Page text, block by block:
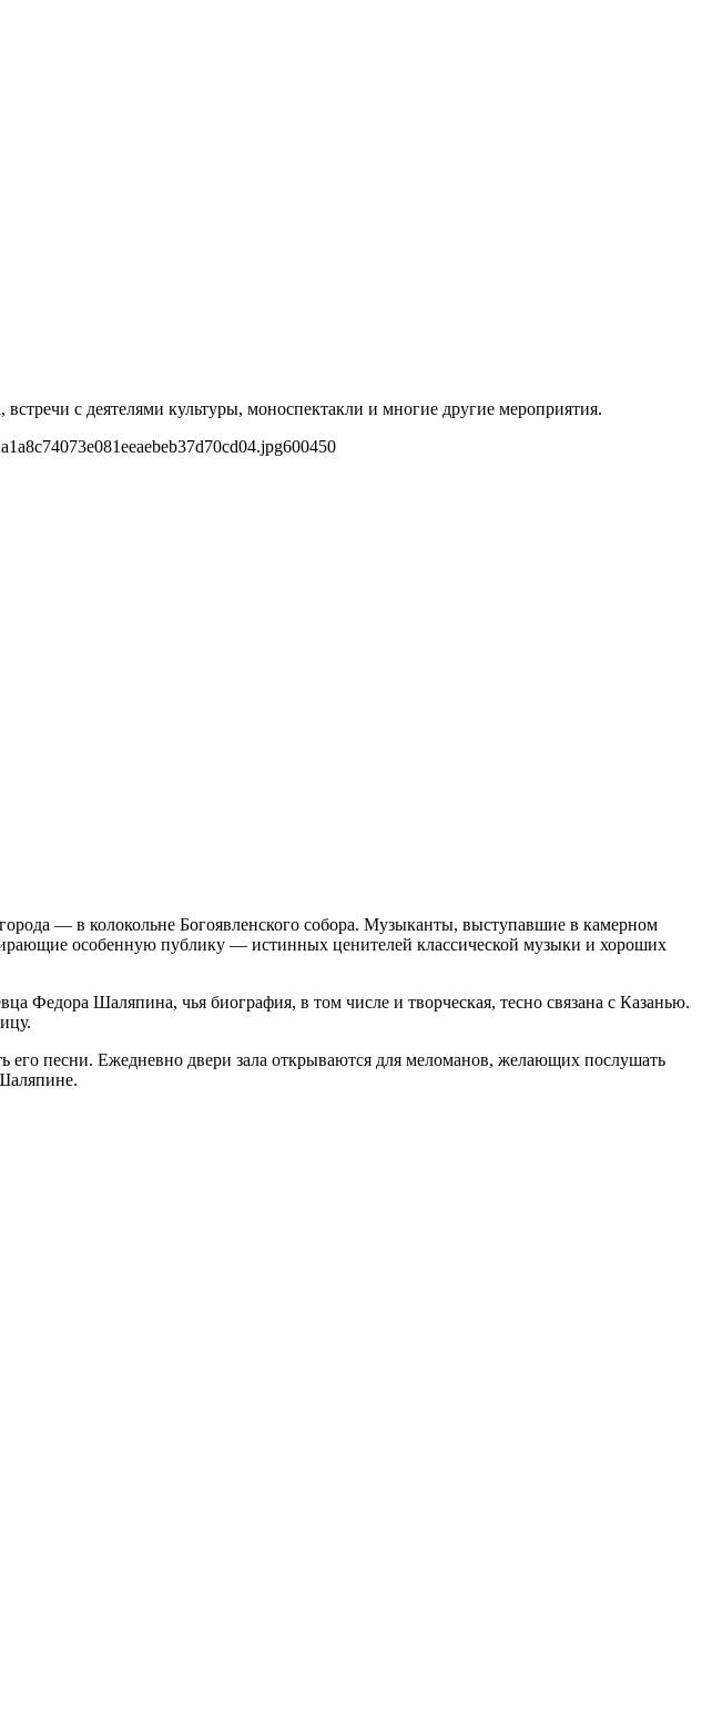
с деятелями культуры, моноспектакли и многие другие мероприятия.
600450
— в колокольне Богоявленского собора. Музыканты, выступавшие в камерном
особенную публику — истинных ценителей классической музыки и хороших
Шаляпина, чья биография, в том числе и творческая, тесно связана с Казанью.
его песни. Ежедневно двери зала открываются для меломанов, желающих послушать